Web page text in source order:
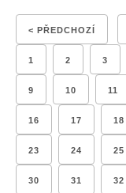
< PŘEDCHOZÍ
1 2 3
9 10 11
16 17 18
23 24 25
30 31 32